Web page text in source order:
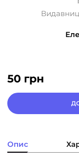
50 грн
Опис